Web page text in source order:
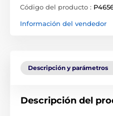
Código del producto :
Información del vendedor
Descripción y parámetros
Descripción del